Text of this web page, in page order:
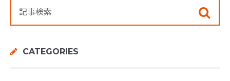
CATEGORIES